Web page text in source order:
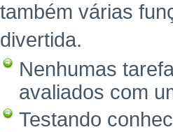
também várias
divertida.
Nenhumas
avaliados com
Testando